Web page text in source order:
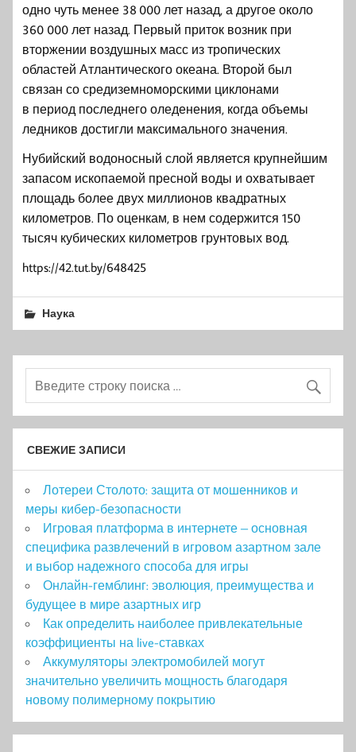
одно чуть менее 38 000 лет назад, а другое около
360 000 лет назад. Первый приток возник при
вторжении воздушных масс из тропических
областей Атлантического океана. Второй был
связан со средиземноморскими циклонами
в период последнего оледенения, когда объемы
ледников достигли максимального значения.
Нубийский водоносный слой является крупнейшим
запасом ископаемой пресной воды и охватывает
площадь более двух миллионов квадратных
километров. По оценкам, в нем содержится 150
тысяч кубических километров грунтовых вод.
https://42.tut.by/648425
Наука
СВЕЖИЕ ЗАПИСИ
Лотереи Столото: защита от мошенников и
меры кибер-безопасности
Игровая платформа в интернете – основная
специфика развлечений в игровом азартном зале
и выбор надежного способа для игры
Онлайн-гемблинг: эволюция, преимущества и
будущее в мире азартных игр
Как определить наиболее привлекательные
коэффициенты на live-ставках
Аккумуляторы электромобилей могут
значительно увеличить мощность благодаря
новому полимерному покрытию